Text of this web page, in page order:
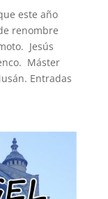
este año
renombre
Jesús
Máster
Entradas